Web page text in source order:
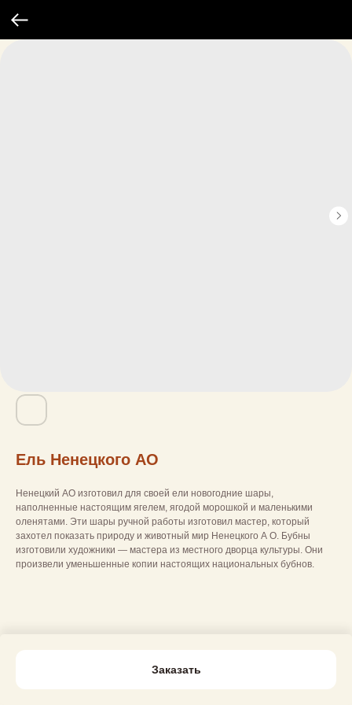
Ель Ненецкого АО
Заказать
Ненецкий АО изготовил для своей ели новогодние шары,
наполненные настоящим ягелем, ягодой морошкой и маленькими
оленятами. Эти шары ручной работы изготовил мастер, который
захотел показать природу и животный мир Ненецкого А О. Бубны
изготовили художники — мастера из местного дворца культуры. Они
произвели уменьшенные копии настоящих национальных бубнов.